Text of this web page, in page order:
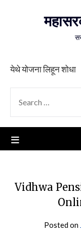
येथे योजना लिहून शोधा
FOR:
Vidhwa
Posted on